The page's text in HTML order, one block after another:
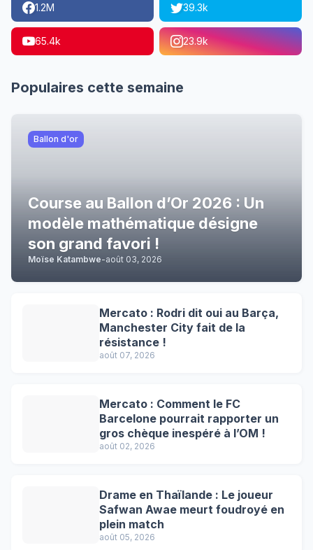
1.2M 39.3k
65.4k 23.9k
Populaires cette semaine
Ballon d'or
Course au Ballon d’Or 2026 : Un
modèle mathématique désigne
son grand favori !
Moïse Katambwe-août 03, 2026
Mercato : Rodri dit oui au Barça,
Manchester City fait de la
résistance !
août 07, 2026
Mercato : Comment le FC
Barcelone pourrait rapporter un
gros chèque inespéré à l’OM !
août 02, 2026
Drame en Thaïlande : Le joueur
Safwan Awae meurt foudroyé en
plein match
août 05, 2026